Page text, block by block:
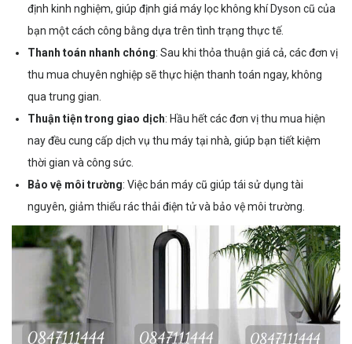
định kinh nghiệm, giúp định giá máy lọc không khí Dyson cũ của
bạn một cách công bằng dựa trên tình trạng thực tế.
Thanh toán nhanh chóng: Sau khi thỏa thuận giá cả, các đơn vị
thu mua chuyên nghiệp sẽ thực hiện thanh toán ngay, không
qua trung gian.
Thuận tiện trong giao dịch: Hầu hết các đơn vị thu mua hiện
nay đều cung cấp dịch vụ thu máy tại nhà, giúp bạn tiết kiệm
thời gian và công sức.
Bảo vệ môi trường: Việc bán máy cũ giúp tái sử dụng tài
nguyên, giảm thiểu rác thải điện tử và bảo vệ môi trường.